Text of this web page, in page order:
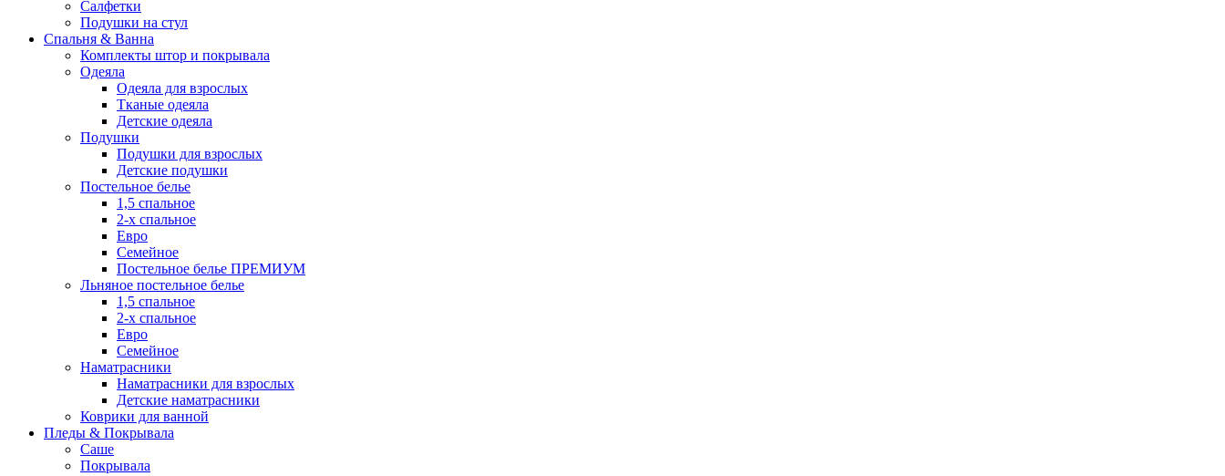
Салфетки
Подушки на стул
Спальня & Ванна
Комплекты штор и покрывала
Одеяла
Одеяла для взрослых
Тканые одеяла
Детские одеяла
Подушки
Подушки для взрослых
Детские подушки
Постельное белье
1,5 спальное
2-х спальное
Евро
Семейное
Постельное белье ПРЕМИУМ
Льняное постельное белье
1,5 спальное
2-х спальное
Евро
Семейное
Наматрасники
Наматрасники для взрослых
Детские наматрасники
Коврики для ванной
Пледы & Покрывала
Саше
Покрывала